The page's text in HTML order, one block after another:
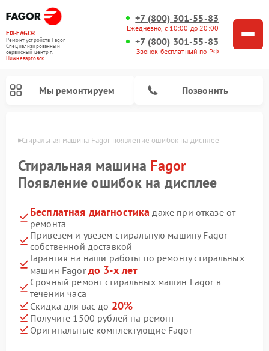
FIX-FAGOR
Ремонт устройств Fagor
Специализированный
cервисный центр г.
Нижневартовск
+7 (800) 301-55-83
Ежедневно, с 10:00 до 20:00
+7 (800) 301-55-83
Звонок бесплатный по РФ
Мы ремонтируем Позвонить
Стиральная машина Fagor появление ошибок на дисплее
Стиральная машина Fagor
Появление ошибок на дисплее
Бесплатная диагностика даже при отказе от
ремонта
Привезем и увезем стиральную машину Fagor
собственной доставкой
Гарантия на наши работы по ремонту стиральных
машин Fagorдо 3-х лет
Срочный ремонт стиральных машин Fagor в
течении часа
Скидка для вас до 20%
Получите 1500 рублей на ремонт
Оригинальные комплектующие Fagor